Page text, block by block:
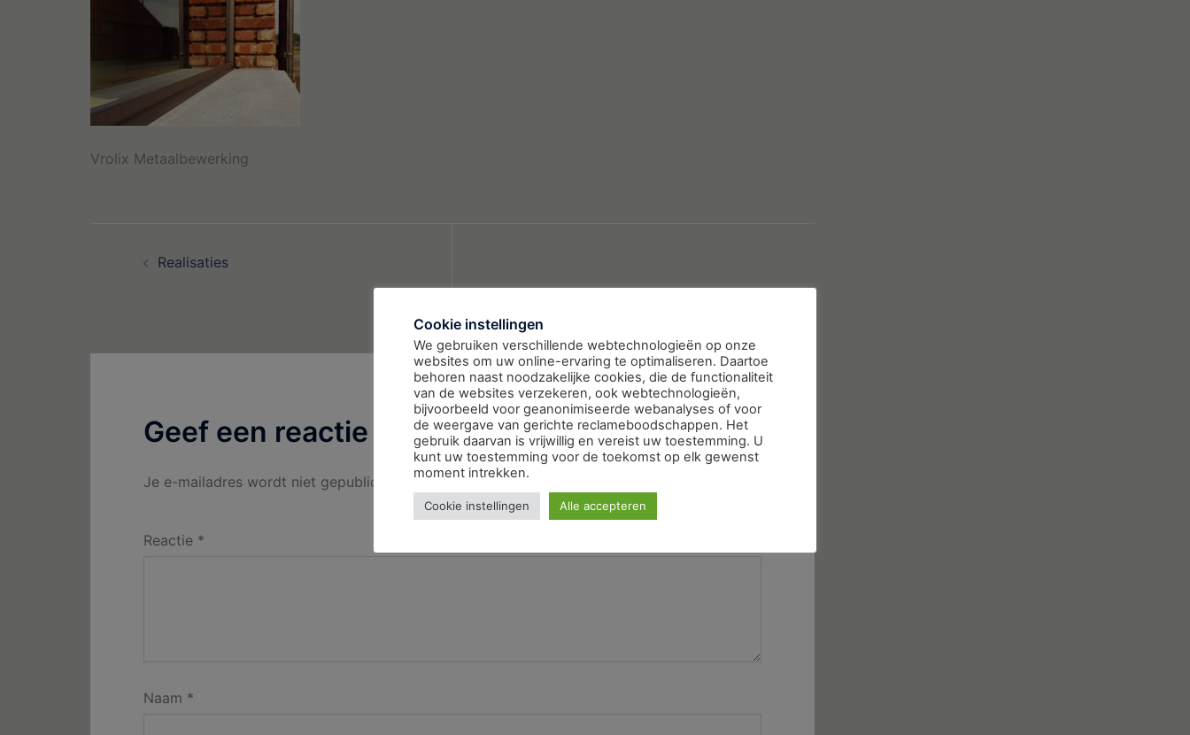
Vrolix Metaalbewerking
navigatie
Realisaties
Geef een reactie
Je e-mailadres wordt niet gepubliceerd. Vereiste velden zijn gemarkeerd met
Reactie *
Naam *
Cookie instellingen
We gebruiken verschillende webtechnologieën op onze
websites om uw online-ervaring te optimaliseren. Daartoe
behoren naast noodzakelijke cookies, die de functionaliteit
van de websites verzekeren, ook webtechnologieën,
bijvoorbeeld voor geanonimiseerde webanalyses of voor
de weergave van gerichte reclameboodschappen. Het
gebruik daarvan is vrijwillig en vereist uw toestemming. U
kunt uw toestemming voor de toekomst op elk gewenst
moment intrekken.
Cookie instellingen Alle accepteren